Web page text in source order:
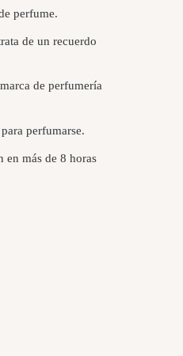
perfume.
de un recuerdo
de perfumería
perfumarse.
en más de 8 horas